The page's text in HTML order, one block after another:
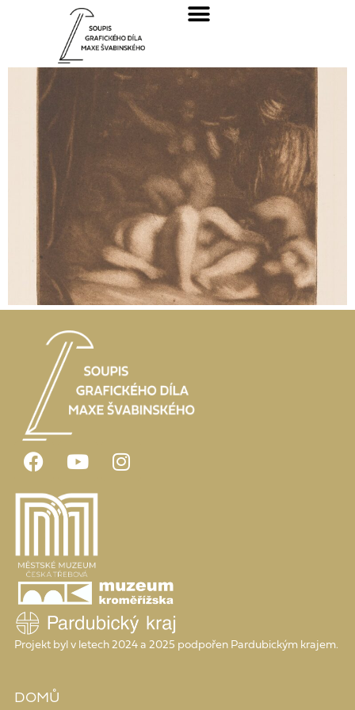
Projekt byl v letech 2024 a 2025 podpořen Pardubickým krajem.
DOMŮ